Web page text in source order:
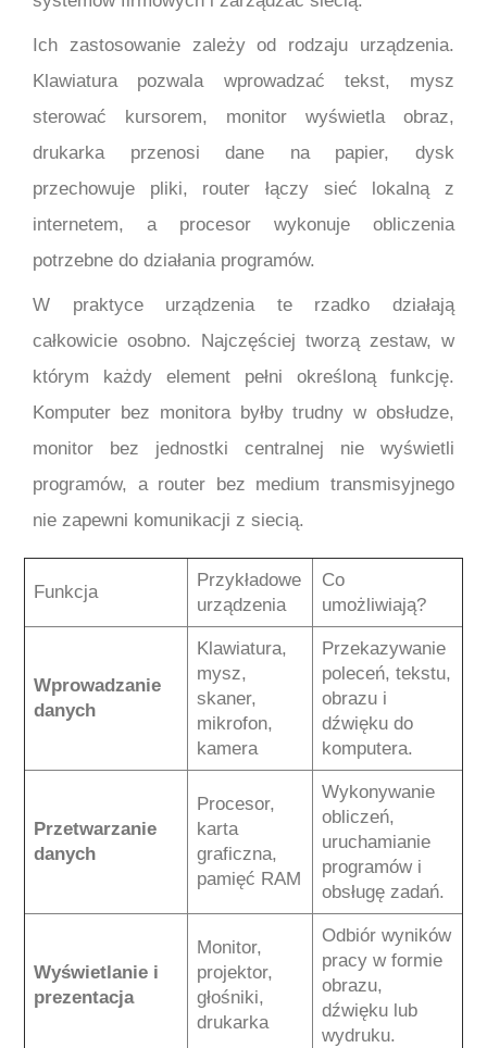
Ich zastosowanie zależy od rodzaju urządzenia.
Klawiatura pozwala wprowadzać tekst, mysz
sterować kursorem, monitor wyświetla obraz,
drukarka przenosi dane na papier, dysk
przechowuje pliki, router łączy sieć lokalną z
internetem, a procesor wykonuje obliczenia
potrzebne do działania programów.
W praktyce urządzenia te rzadko działają
całkowicie osobno. Najczęściej tworzą zestaw, w
którym każdy element pełni określoną funkcję.
Komputer bez monitora byłby trudny w obsłudze,
monitor bez jednostki centralnej nie wyświetli
programów, a router bez medium transmisyjnego
nie zapewni komunikacji z siecią.
Funkcja
Przykładowe
urządzenia
Co
umożliwiają?
Wprowadzanie
danych
Klawiatura,
mysz,
skaner,
mikrofon,
kamera
Przekazywanie
poleceń, tekstu,
obrazu i
dźwięku do
komputera.
Przetwarzanie
danych
Procesor,
karta
graficzna,
pamięć RAM
Wykonywanie
obliczeń,
uruchamianie
programów i
obsługę zadań.
Wyświetlanie i
prezentacja
Monitor,
projektor,
głośniki,
drukarka
Odbiór wyników
pracy w formie
obrazu,
dźwięku lub
wydruku.